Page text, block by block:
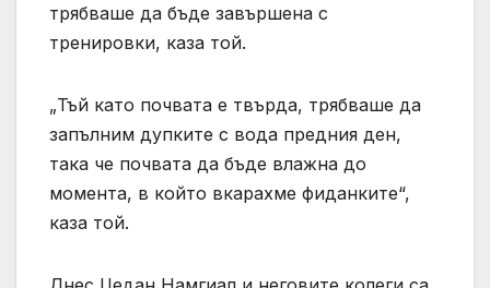
трябваше да бъде завършена с
тренировки, каза той.
„Тъй като почвата е твърда, трябваше да
запълним дупките с вода предния ден,
така че почвата да бъде влажна до
момента, в който вкарахме фиданките“,
каза той.